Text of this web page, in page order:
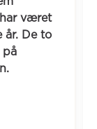
været
år. De to